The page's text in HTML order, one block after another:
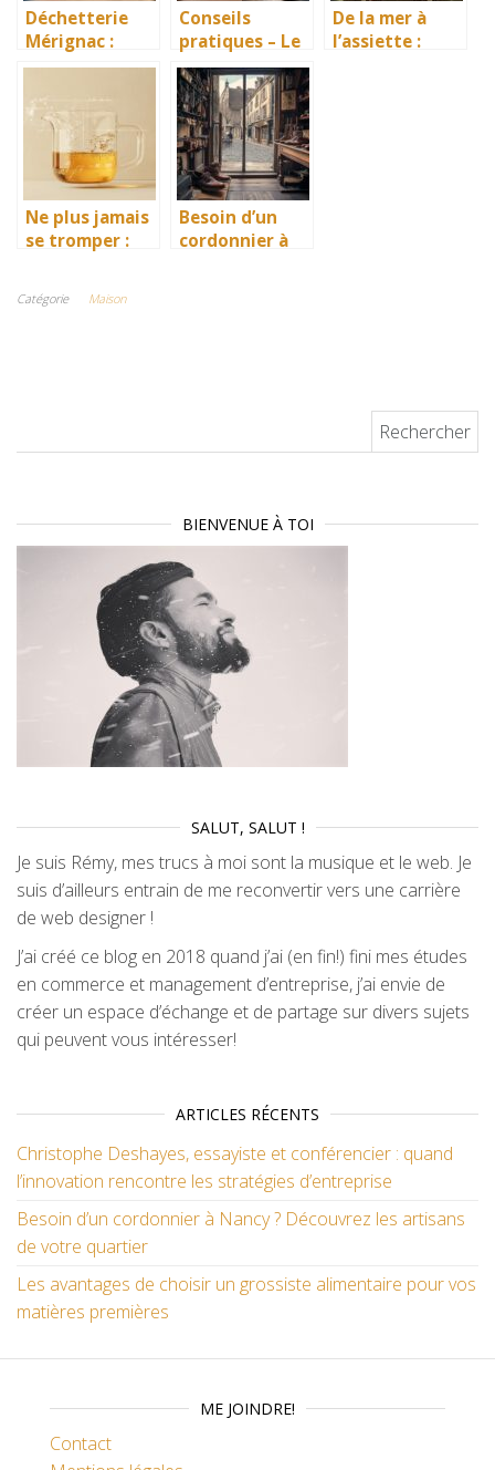
Déchetterie
Mérignac :
téléphone,
adresse – Votre
guide complet
pour un tri
responsable
Conseils
pratiques – Le
Monde de Lea :
guide ultime
pour une
cuisine zéro
déchet
De la mer à
l’assiette :
Ne plus jamais
se tromper :
de litre en ml
Besoin d’un
cordonnier à
Catégorie Maison
BIENVENUE À TOI
SALUT, SALUT !
Je suis Rémy, mes trucs à moi sont la musique et le web. Je
suis d’ailleurs entrain de me reconvertir vers une carrière
de web designer !
J’ai créé ce blog en 2018 quand j’ai (en fin!) fini mes études
en commerce et management d’entreprise, j’ai envie de
créer un espace d’échange et de partage sur divers sujets
qui peuvent vous intéresser!
ARTICLES RÉCENTS
Christophe Deshayes, essayiste et conférencier : quand
l’innovation rencontre les stratégies d’entreprise
Besoin d’un cordonnier à Nancy ? Découvrez les artisans
de votre quartier
Les avantages de choisir un grossiste alimentaire pour vos
matières premières
ME JOINDRE!
Contact